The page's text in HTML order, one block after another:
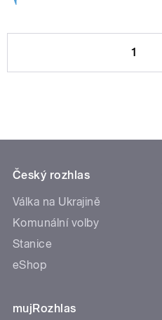
1
Český rozhlas
Válka na Ukrajině
Komunální volby
Stanice
eShop
mujRozhlas